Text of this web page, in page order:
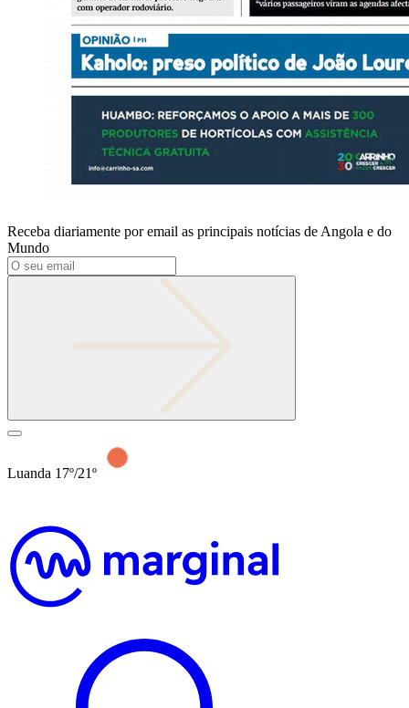
Receba diariamente por email as principais notícias de Angola e do
Mundo
Luanda 17º/21º